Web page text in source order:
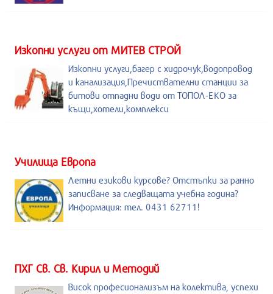
Изкопни услуги от МИТЕВ СТРОЙ
Изкопни услуги,багер с хидрочук,водопровод
и канализация,Пречиствателни станции за
битови отпадни води от ТОПОЛ-ЕКО за
къщи,хотели,комплекси
Училища Европа
Летни езикови курсове? Отстъпки за ранно
записване за следващата учебна година?
Информация: тел. 0431 62711!
ПХГ Св. Св. Кирил и Методий
Висок професионализъм на колектива, успехи